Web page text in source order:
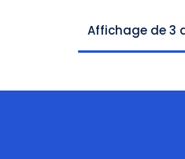
Affichage de 3